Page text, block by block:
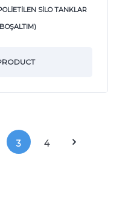
SİLO TANKLAR
3 4